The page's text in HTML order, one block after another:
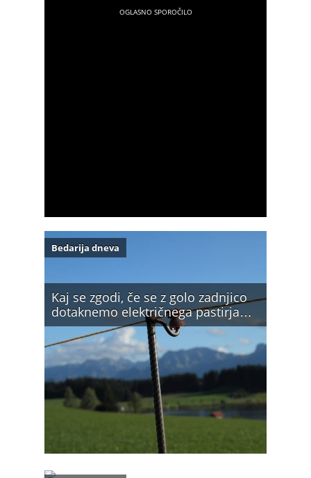
Kaj se zgodi, če se z golo zadnjico
dotaknemo električnega pastirja…
Bedarija dneva